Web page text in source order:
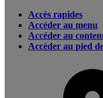
Accès rapides
Accéder au menu
Accéder au
Accéder au pied